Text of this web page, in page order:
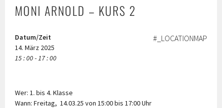
MONI ARNOLD – KURS 2
#_LOCATIONMAP
Datum/Zeit
14. März 2025
15 : 00 - 17 : 00
Wer: 1. bis 4. Klasse
Wann: Freitag, 14.03.25 von 15:00 bis 17:00 Uhr